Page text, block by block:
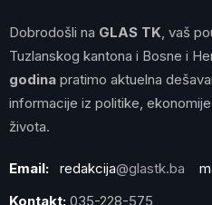
Dobrodošli na GLAS TK , vaš
Tuzlanskog kantona i Bosne i
godina pratimo aktuelna
informacije iz politike,
života.
Email: redakcija@glastk.ba
Kontakt: 035-228-575